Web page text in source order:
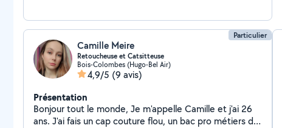
Particulier
Camille Meire
Retoucheuse et Catsitteuse
Bois-Colombes (Hugo-Bel Air)
4,9/5 (9 avis)
Présentation
Bonjour tout le monde, Je m'appelle Camille et j'ai 26
ans. J'ai fais un cap couture flou, un bac pro métiers de